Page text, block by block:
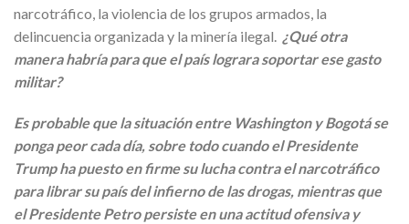
narcotráfico, la violencia de los grupos armados, la
delincuencia organizada y la minería ilegal.
¿Qué otra
manera habría para que el país lograra soportar ese gasto
militar?
Es probable que la situación entre Washington y Bogotá se
ponga peor cada día, sobre todo cuando el Presidente
Trump ha puesto en firme su lucha contra el narcotráfico
para librar su país del infierno de las drogas, mientras que
el Presidente Petro persiste en una actitud ofensiva y